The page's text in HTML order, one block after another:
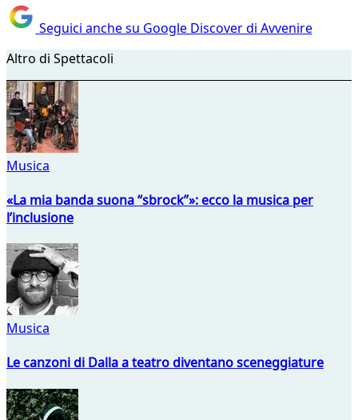
Seguici anche su Google Discover di Avvenire
Altro di Spettacoli
Musica
«La mia banda suona “sbrock”»: ecco la musica per
l’inclusione
Musica
Le canzoni di Dalla a teatro diventano sceneggiature